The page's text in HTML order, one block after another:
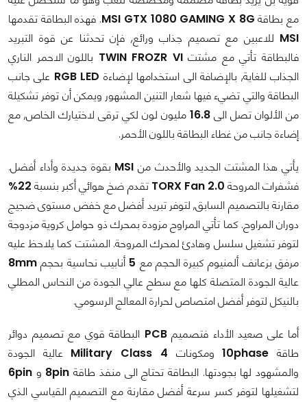
مع بطاقة MSI GTX 1080 GAMING X 8G. فهذه البطاقة تقدمها
MSI للاعبين مع تصميم جذاب ورائع, فإن تحدثنا عن قوة التبريد
فالبطاقة تأتي مع مشتتTWIN FROZR VI باللون الاحمر الناري
الجذاب للغاية, بالإضافة الى استخدامها لإضاءة RGB LED على جانب
البطاقة والتي تضيء فيها شعار التنين المشهور ويمكن أن توفر تشكيلة
من الألوان تصل الى 16.8 مليون لون لكي ترقى لاختيارك الخاص, مع
إضاءة جانب من غطاء البطاقة باللون الأحمر.
يأتي هذا المشتت الجديد والأحدث من MSI بقوة جديدة وأداء أفضل.
فشفرات المروحة TORX Fan 2.0 تقدم ضخ هوائي أكبر بنسبة 22%
مقارنة بالتصميم السابق, لتوفر تبريد أفضل مع خفض مستوى ضجيج
دوران المراوح. كما تأتي المراوح مزودة بمحرك ذو حوامل كروية مزدوجة
لتوفر تشغيل سلسل وهادئ لمحرك المروحة. المشتت كما يلاحظ عليه
مرفق بزعانف ألمنيوم كبيرة الحجم مع 5 أنابيب نحاسية بحجم 8mm
عالية الجودة المتصلة كلها مع سطح عالي الجودة من النحاس المطلي
بالنيكل لتوفر أفضل امتصاص لحرارة المعالج الرسومي.
أما على صعيد الأداء فتصميمPCB البطاقة قوي مع تصميم دوائر
طاقة 10phaseومكونات
عالية الجودة
والمشهود لها بجودتها. البطاقة تحتاج الى منفذ طاقة 8pin و 6pin
لتشغيلها لتوفر كسر سرعة أفضل مقارنة مع التصميم القياسي الذي